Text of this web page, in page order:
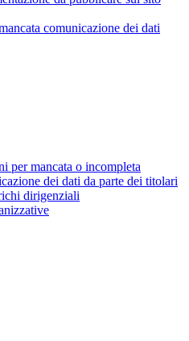
comunicazione dei dati
per mancata o incompleta
dei dati da parte dei titolari
dirigenziali